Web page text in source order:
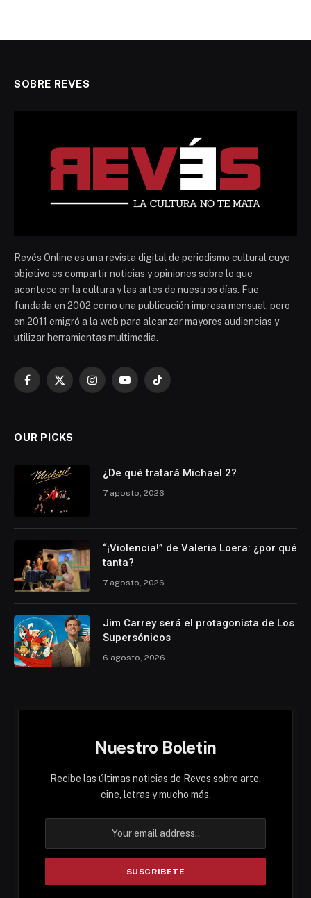
SOBRE REVES
Revés Online es una revista digital de periodismo cultural cuyo
objetivo es compartir noticias y opiniones sobre lo que
acontece en la cultura y las artes de nuestros días. Fue
fundada en 2002 como una publicación impresa mensual, pero
en 2011 emigró a la web para alcanzar mayores audiencias y
utilizar herramientas multimedia.
Facebook
X
InstagramYouTubeTikTok
OUR PICKS
¿De qué tratará Michael 2?
7 agosto, 2026
“¡Violencia!” de Valeria Loera: ¿por qué
tanta?
7 agosto, 2026
Jim Carrey será el protagonista de Los
Supersónicos
6 agosto, 2026
Nuestro Boletin
Recibe las últimas noticias de Reves sobre arte,
cine, letras y mucho más.